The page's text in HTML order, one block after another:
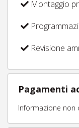
Montaggio
Revisione
Pagamenti
Informazione non